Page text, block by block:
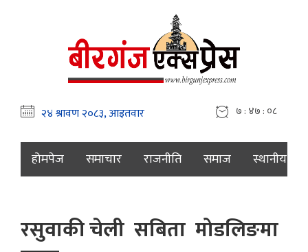
७ : ४७ : ०९
होमपेज समाचार राजनीति समाज स्थानीय
रसुवाकी चेली सबिता मोडलिङमा